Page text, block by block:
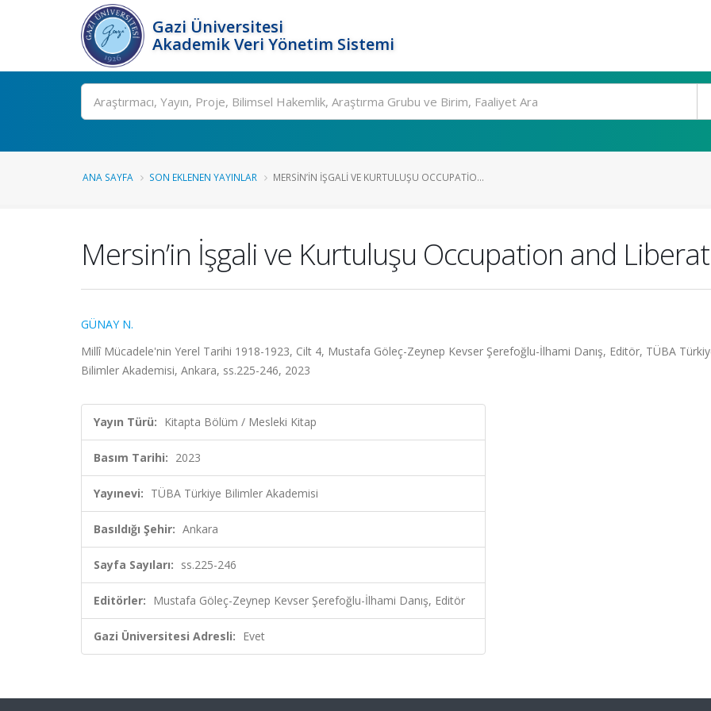
Gazi Üniversitesi
Akademik Veri Yönetim Sistemi
Ara
ANA SAYFA SON EKLENEN YAYINLAR MERSIN’IN İŞGALI VE KURTULUŞU OCCUPATIO...
Mersin’in İşgali ve Kurtuluşu Occupation and
GÜNAY N.
Millî Mücadele'nin Yerel Tarihi 1918-1923, Cilt 4, Mustafa Göleç-Zeynep Kevser Şerefoğlu-İlhami Danış, Editör, TÜBA
Bilimler Akademisi, Ankara, ss.225-246, 2023
Yayın Türü: Kitapta Bölüm / Mesleki Kitap
Basım Tarihi: 2023
Yayınevi: TÜBA Türkiye Bilimler Akademisi
Basıldığı Şehir: Ankara
Sayfa Sayıları: ss.225-246
Editörler: Mustafa Göleç-Zeynep Kevser Şerefoğlu-İlhami Danış, Editör
Gazi Üniversitesi Adresli: Evet